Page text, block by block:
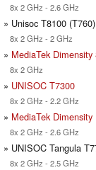
8x 2 GHz - 2.6 GHz
» Unisoc T8100 (T760)
8x 2 GHz - 2 GHz
» MediaTek Dimensity
8x 2 GHz
» UNISOC T7300
8x 2 GHz - 2.2 GHz
» MediaTek Dimensity
8x 2 GHz - 2.6 GHz
» UNISOC Tangula
8x 2 GHz - 2.5 GHz